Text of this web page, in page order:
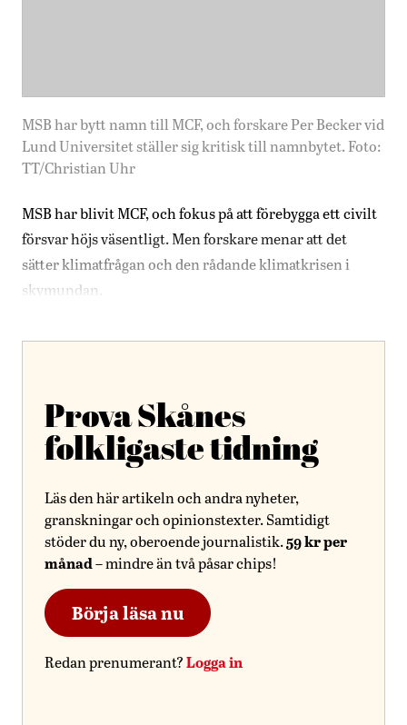
MSB har bytt namn till MCF, och forskare Per Becker vid
Lund Universitet ställer sig kritisk till namnbytet. Foto:
TT/Christian Uhr
MSB har blivit MCF, och fokus på att förebygga ett civilt
försvar höjs väsentligt. Men forskare menar att det
sätter klimatfrågan och den rådande klimatkrisen i
skymundan.
Prova Skånes
folkligaste tidning
Läs den här artikeln och andra nyheter,
granskningar och opinionstexter. Samtidigt
stöder du ny, oberoende journalistik.59 kr per
månad– mindre än två påsar chips!
Börja läsa nu
Redan prenumerant?Logga in